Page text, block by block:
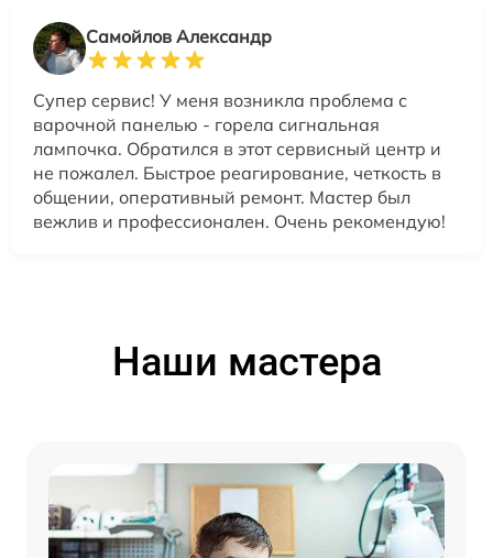
Самойлов Александр
Супер сервис! У меня возникла проблема с
варочной панелью - горела сигнальная
лампочка. Обратился в этот сервисный центр и
не пожалел. Быстрое реагирование, четкость в
общении, оперативный ремонт. Мастер был
вежлив и профессионален. Очень рекомендую!
Наши мастера